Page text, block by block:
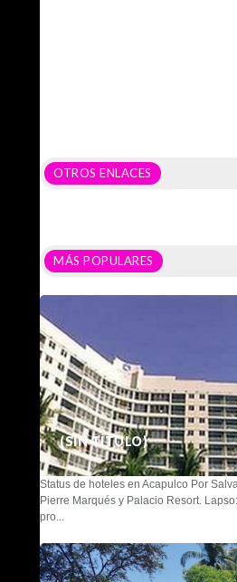
OTROS ENLACES
MÁS POPULARES
(SIN TÍTULO)
Status de hoteles en Acapulco Por
Pierre Marqués y Palacio Resort.
pro...